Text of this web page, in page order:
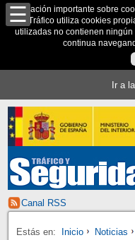
Información importante sobre
de Tráfico utiliza cookies
utilizadas no contienen
continua
Ir a
Canal RSS
Estás en: Inicio Noticias